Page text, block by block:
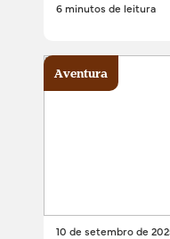
6 minutos de leitura
10 de setembro de
Aventura